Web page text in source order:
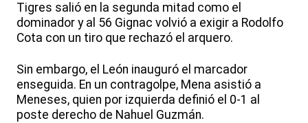
Tigres salió en la segunda mitad como el
dominador y al 56 Gignac volvió a exigir a Rodolfo
Cota con un tiro que rechazó el arquero.
Sin embargo, el León inauguró el marcador
enseguida. En un contragolpe, Mena asistió a
Meneses, quien por izquierda definió el 0-1 al
poste derecho de Nahuel Guzmán.